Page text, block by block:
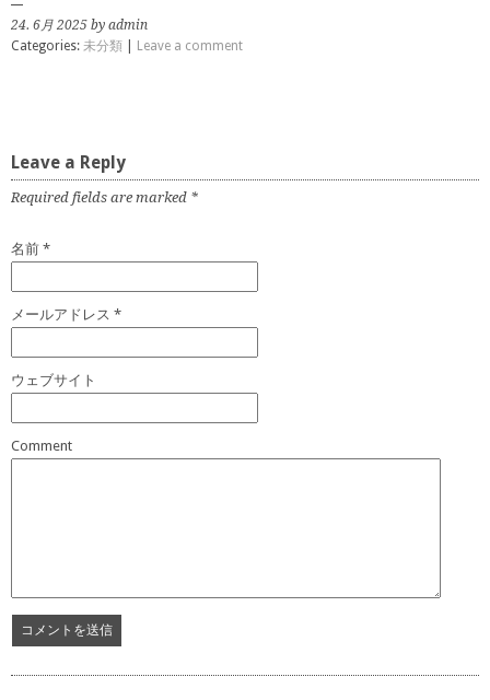
24. 6月 2025 by admin
Categories: 未分類 Leave a comment
Leave a Reply
Required fields are marked *
名前 *
メールアドレス *
ウェブサイト
Comment